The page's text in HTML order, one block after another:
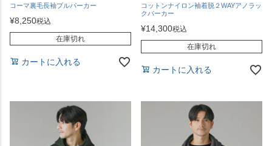
コーマ裏毛長袖プルパーカー
¥8,250税込
在庫切れ
カートに入れる
コットンナイロン袖着脱２WAYアノラッ
クパーカー
¥14,300税込
在庫切れ
カートに入れる